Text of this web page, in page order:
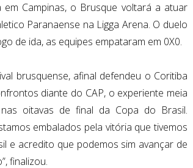
Campinas, o Brusque voltará a atuar
Paranaense na Ligga Arena. O duelo
de ida, as equipes empataram em 0X0.
brusquense, afinal defendeu o Coritiba
diante do CAP, o experiente meia
oitavas de final da Copa do Brasil.
embalados pela vitória que tivemos
e acredito que podemos sim avançar de
finalizou.